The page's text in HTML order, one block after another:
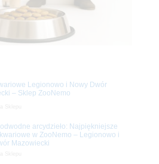
Legionowo i Nowy Dwór
– Sklep ZooNemo
arcydzieło: Najpiękniejsze
w ZooNemo – Legionowo i
Mazowiecki